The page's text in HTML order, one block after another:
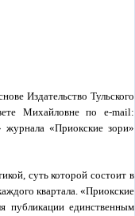
Издательство Тульского
Михайловне по e-mail:
журнала «Приокские зори»
суть которой состоит в
квартала. «Приокские
публикации единственным